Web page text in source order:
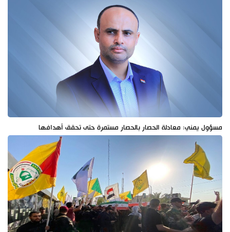
مسؤول يمني: معادلة الحصار بالحصار مستمرة حتى تحقق أهدافها